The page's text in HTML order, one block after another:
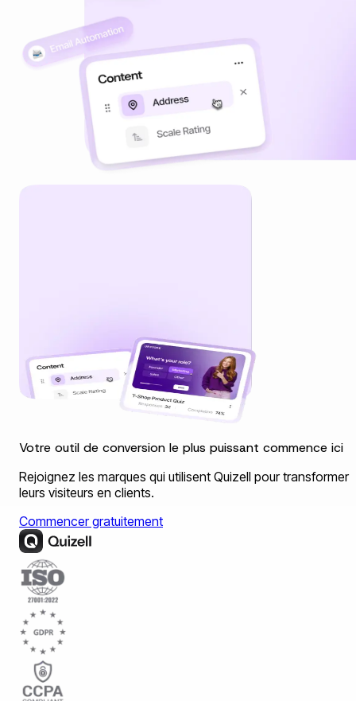
Votre outil de conversion le plus puissant commence ici
Rejoignez les marques qui utilisent Quizell pour transformer
leurs visiteurs en clients.
Commencer gratuitement